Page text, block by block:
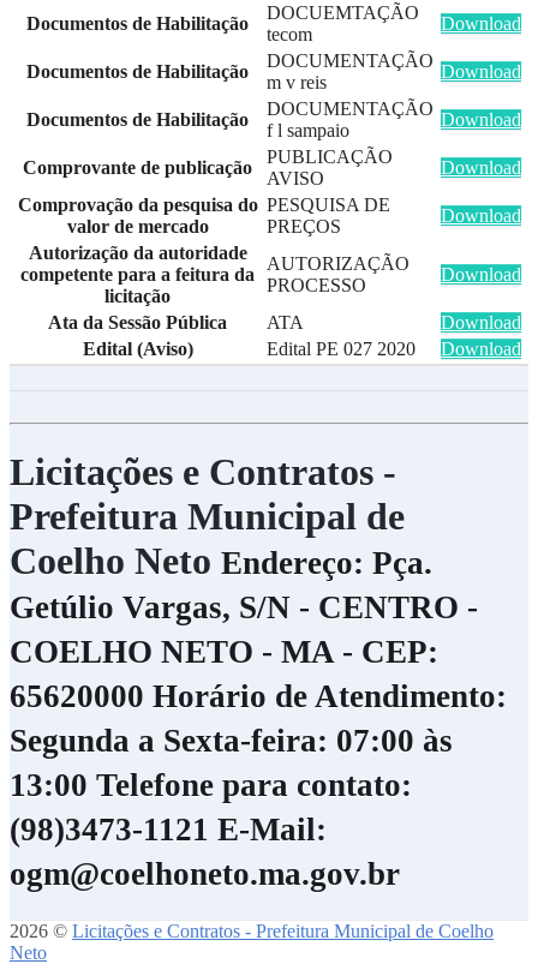
Documentos de Habilitação
DOCUEMTAÇÃO
tecom
Download
Documentos de Habilitação
DOCUMENTAÇÃO
m v reis
Download
Documentos de Habilitação
DOCUMENTAÇÃO
f l sampaio
Download
Comprovante de publicação
PUBLICAÇÃO
AVISO
Download
Comprovação da pesquisa do
valor de mercado
PESQUISA DE
PREÇOS
Download
Autorização da autoridade
competente para a feitura da
licitação
AUTORIZAÇÃO
PROCESSO
Download
Ata da Sessão Pública ATA
Download
Edital (Aviso)
Edital PE 027 2020 Download
Licitações e Contratos -
Prefeitura Municipal de
Coelho Neto Endereço: Pça.
Getúlio Vargas, S/N - CENTRO -
COELHO NETO - MA - CEP:
65620000 Horário de Atendimento:
Segunda a Sexta-feira: 07:00 às
13:00 Telefone para contato:
(98)3473-1121 E-Mail:
ogm@coelhoneto.ma.gov.br
2026 © Licitações e Contratos - Prefeitura Municipal de Coelho
Neto